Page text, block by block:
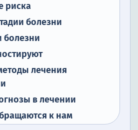
риска
болезни
болезни
лечения
в лечении
к нам